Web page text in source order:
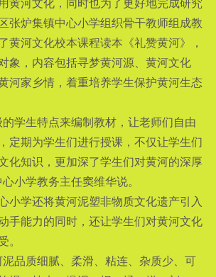
黄河文化，同时也为了更好地完成研究
张炉集镇中心小学组织骨干教师组成教
黄河文化校本课程读本《礼赞黄河》，
象，内容包括寻梦黄河源、黄河文化
河家乡情，着重培养学生保护黄河生态
学生特点来编制教材，让老师们自由
定期为学生们进行授课，不仅让学生们
化知识，更加深了学生们对黄河的深厚
小学教务主任窦维华说。
小学还将黄河泥塑非物质文化遗产引入
手能力的同时，还让学生们对黄河文化
。
品质细腻、柔滑、粘连、杂质少、可